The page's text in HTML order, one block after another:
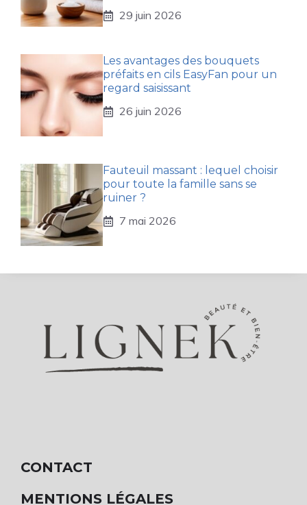
29 juin 2026
Les avantages des bouquets
préfaits en cils EasyFan pour un
regard saisissant
26 juin 2026
Fauteuil massant : lequel choisir
pour toute la famille sans se
ruiner ?
7 mai 2026
CONTACT
MENTIONS LÉGALES